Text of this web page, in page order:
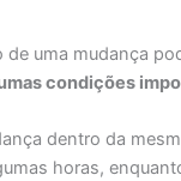
de uma mudança
condições
dentro da
horas,